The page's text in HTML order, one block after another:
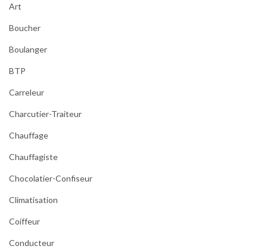
Art
Boucher
Boulanger
BTP
Carreleur
Charcutier-Traiteur
Chauffage
Chauffagiste
Chocolatier-Confiseur
Climatisation
Coiffeur
Conducteur